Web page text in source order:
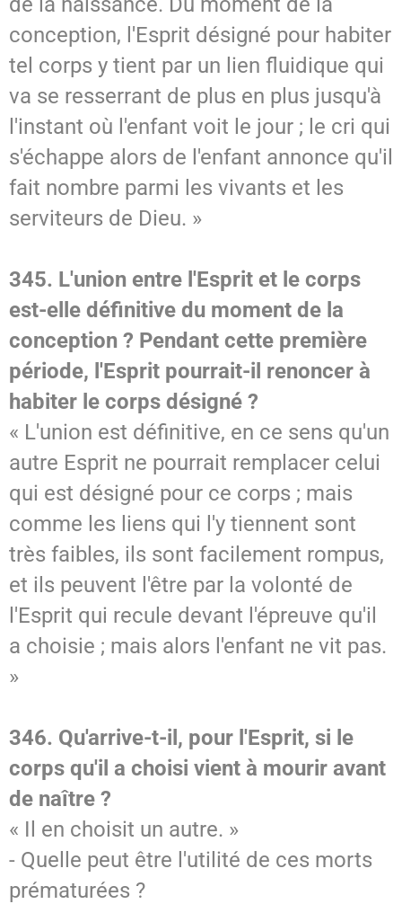
conception, l'Esprit désigné pour habiter
tel corps y tient par un lien fluidique qui
va se resserrant de plus en plus jusqu'à
l'instant où l'enfant voit le jour ; le cri qui
s'échappe alors de l'enfant annonce qu'il
fait nombre parmi les vivants et les
serviteurs de Dieu. »
345. L'union entre l'Esprit et le corps
est-elle définitive du moment de la
conception ? Pendant cette première
période, l'Esprit pourrait-il renoncer à
habiter le corps désigné ?
« L'union est définitive, en ce sens qu'un
autre Esprit ne pourrait remplacer celui
qui est désigné pour ce corps ; mais
comme les liens qui l'y tiennent sont
très faibles, ils sont facilement rompus,
et ils peuvent l'être par la volonté de
l'Esprit qui recule devant l'épreuve qu'il
a choisie ; mais alors l'enfant ne vit pas.
»
346. Qu'arrive-t-il, pour l'Esprit, si le
corps qu'il a choisi vient à mourir avant
de naître ?
« Il en choisit un autre. »
- Quelle peut être l'utilité de ces morts
prématurées ?